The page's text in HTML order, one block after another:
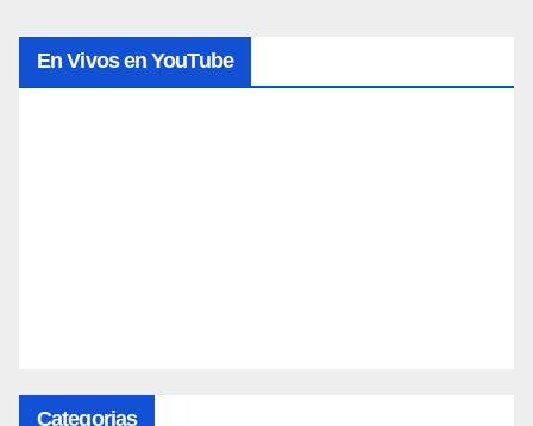
En Vivos en YouTube
Categorias